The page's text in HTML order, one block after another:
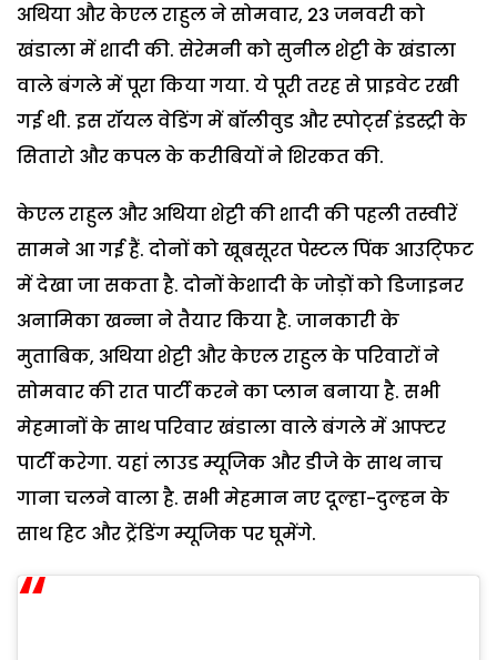
अथिया और केएल राहुल ने सोमवार, 23 जनवरी को
खंडाला में शादी की. सेरेमनी को सुनील शेट्टी के खंडाला
वाले बंगले में पूरा किया गया. ये पूरी तरह से प्राइवेट रखी
गई थी. इस रॉयल वेडिंग में बॉलीवुड और स्पोर्ट्स इंडस्ट्री के
सितारो और कपल के करीबियों ने शिरकत की.
केएल राहुल और अथिया शेट्टी की शादी की पहली तस्वीरें
सामने आ गई हैं. दोनों को खूबसूरत पेस्टल पिंक आउट्फिट
में देखा जा सकता है. दोनों केशादी के जोड़ों को डिजाइनर
अनामिका खन्ना ने तैयार किया है. जानकारी के
मुताबिक, अथिया शेट्टी और केएल राहुल के परिवारों ने
सोमवार की रात पार्टी करने का प्लान बनाया है. सभी
मेहमानों के साथ परिवार खंडाला वाले बंगले में आफ्टर
पार्टी करेगा. यहां लाउड म्यूजिक और डीजे के साथ नाच
गाना चलने वाला है. सभी मेहमान नए दूल्हा-दुल्हन के
साथ हिट और ट्रेंडिंग म्यूजिक पर घूमेंगे.